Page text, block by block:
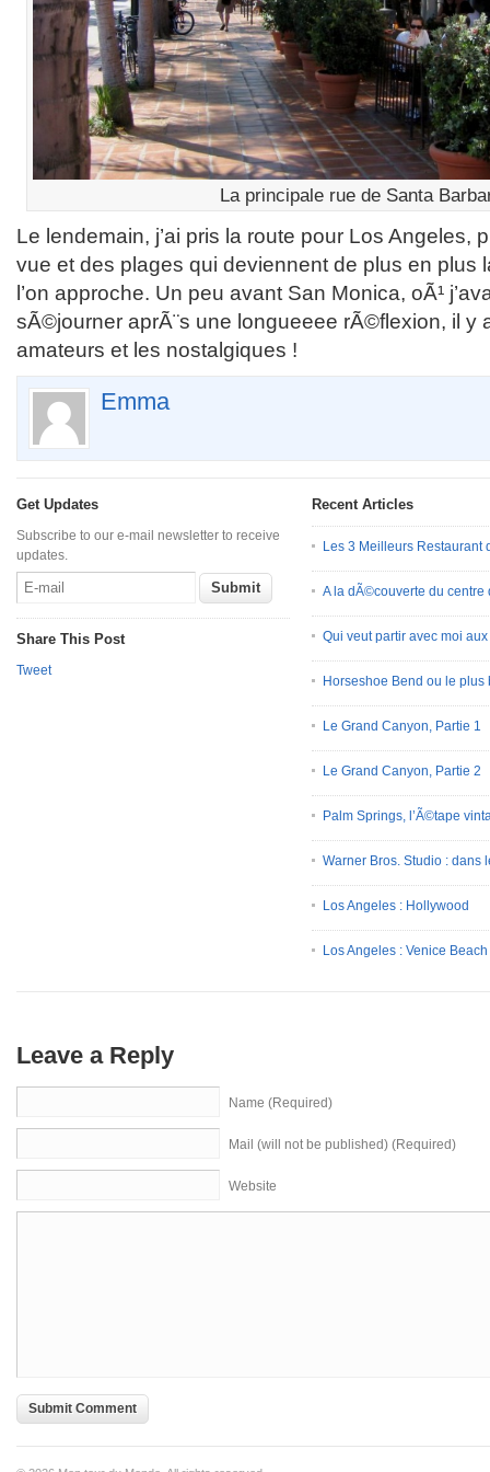
La principale rue de Santa
Le lendemain, j’ai pris la route pour Los Angeles,
vue et des plages qui deviennent de plus en plus
l’on approche. Un peu avant San Monica, oÃ¹
sÃ©journer aprÃ¨s une longueeee rÃ©flexion, il y
amateurs et les nostalgiques !
Emma
Get Updates
Subscribe to our e-mail newsletter to receive
updates.
Share This Post
Tweet
Recent Articles
Les 3 Meilleurs Restaurant
A la dÃ©couverte du centre
Qui veut partir avec moi
Horseshoe Bend ou le plus
Le Grand Canyon, Partie 1
Le Grand Canyon, Partie 2
Palm Springs, l’Ã©tape
Warner Bros. Studio : dans
Los Angeles : Hollywood
Los Angeles : Venice
Leave a Reply
Name (Required)
Mail (will not be published) (Required)
Website